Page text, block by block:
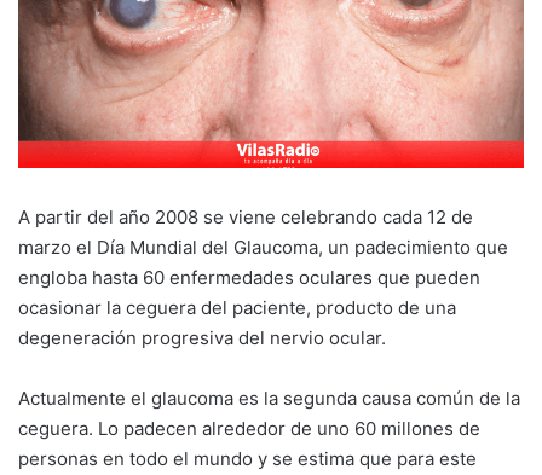
A partir del año 2008 se viene celebrando cada 12 de
marzo el Día Mundial del Glaucoma, un padecimiento que
engloba hasta 60 enfermedades oculares que pueden
ocasionar la ceguera del paciente, producto de una
degeneración progresiva del nervio ocular.
Actualmente el glaucoma es la segunda causa común de la
ceguera. Lo padecen alrededor de uno 60 millones de
personas en todo el mundo y se estima que para este